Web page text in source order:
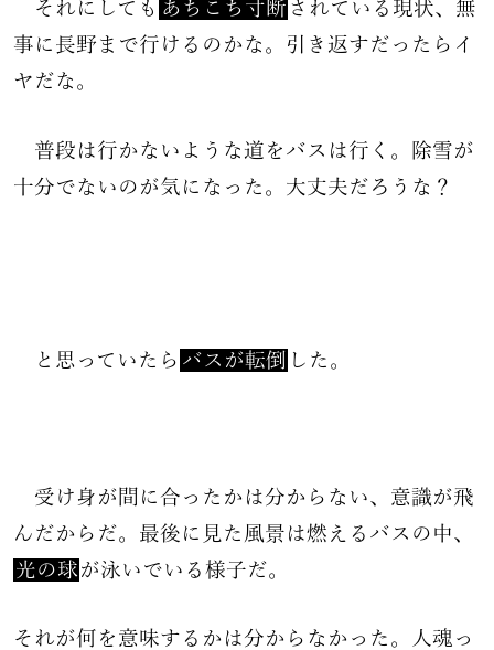
それにしても あちこち寸断 されている現状、無
事に長野まで行けるのかな。引き返すだったらイ
ヤだな。
普段は行かないような道をバスは行く。除雪が
十分でないのが気になった。大丈夫だろうな？
と思っていたら バスが転倒 した。
受け身が間に合ったかは分からない、意識が飛
んだからだ。最後に見た風景は燃えるバスの中、
光の球 が泳いでいる様子だ。
それが何を意味するかは分からなかった。人魂っ